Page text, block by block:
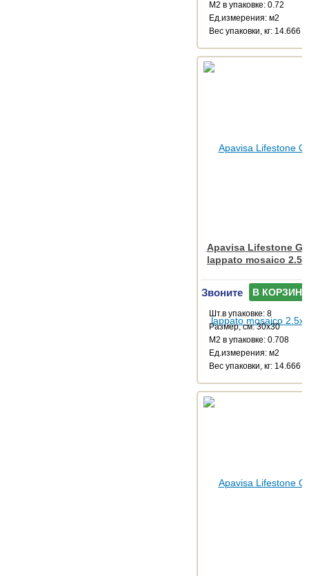
М2 в упаковке: 0.72
Ед.измерения: м2
Веc упаковки, кг: 14.666
Apavisa Lifestone
lappato mosaico
Звоните В КОРЗИНУ
Шт.в упаковке: 8
Размер, см: 30x30
М2 в упаковке: 0.708
Ед.измерения: м2
Веc упаковки, кг: 14.666